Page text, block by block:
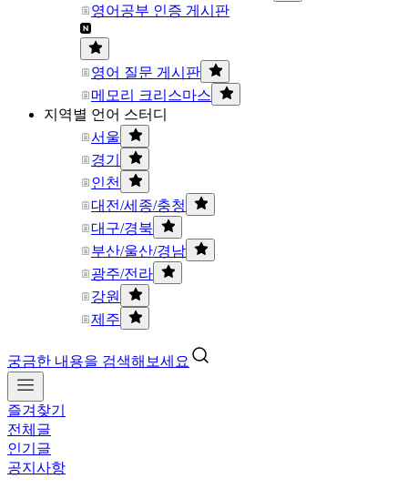
영어공부 인증 게시판
영어 질문 게시판
메모리 크리스마스
지역별 언어 스터디
서울
경기
인천
대전/세종/충청
대구/경북
부산/울산/경남
광주/전라
강원
제주
궁금한 내용을 검색해보세요
즐겨찾기
전체글
인기글
공지사항